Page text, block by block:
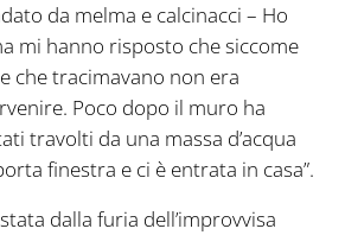
da melma e calcinacci – Ho
mi hanno risposto che siccome
che tracimavano non era
Poco dopo il muro ha
travolti da una massa d’acqua
finestra e ci è entrata in casa”.
dalla furia dell’improvvisa